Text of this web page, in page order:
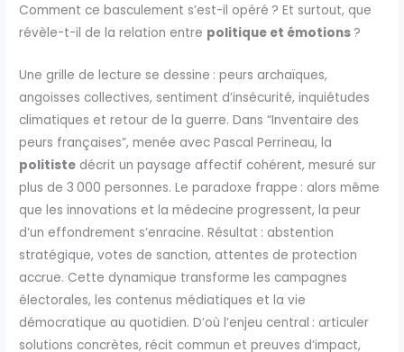
Comment ce basculement s’est-il opéré ? Et surtout, que
révèle-t-il de la relation entre politique et émotions ?
Une grille de lecture se dessine : peurs archaïques,
angoisses collectives, sentiment d’insécurité, inquiétudes
climatiques et retour de la guerre. Dans “Inventaire des
peurs françaises”, menée avec Pascal Perrineau, la
politiste décrit un paysage affectif cohérent, mesuré sur
plus de 3 000 personnes. Le paradoxe frappe : alors même
que les innovations et la médecine progressent, la peur
d’un effondrement s’enracine. Résultat : abstention
stratégique, votes de sanction, attentes de protection
accrue. Cette dynamique transforme les campagnes
électorales, les contenus médiatiques et la vie
démocratique au quotidien. D’où l’enjeu central : articuler
solutions concrètes, récit commun et preuves d’impact,